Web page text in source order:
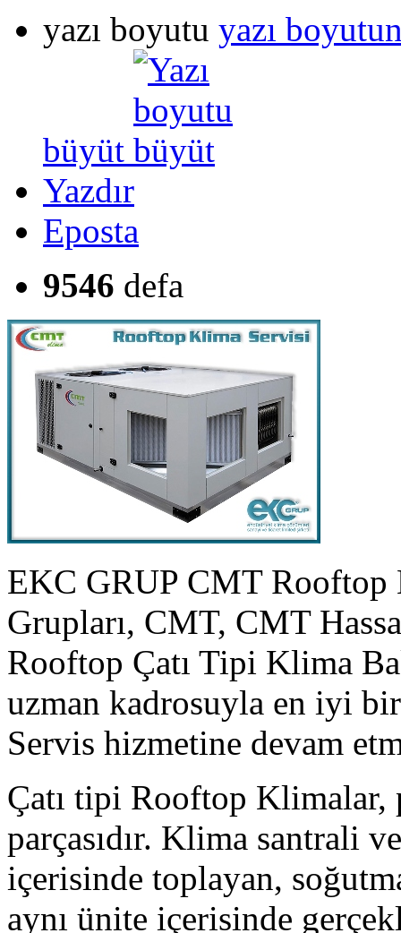
yazı boyutu yazı
büyüt
Yazdır
Eposta
9546 defa
EKC GRUP CMT Rooftop
Grupları, CMT, CMT
Rooftop Çatı Tipi Klima
uzman kadrosuyla en iyi
Servis hizmetine devam
Çatı tipi Rooftop Klimalar,
parçasıdır. Klima santrali
içerisinde toplayan,
aynı ünite içerisinde